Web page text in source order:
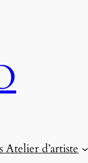
Atelier d’artiste